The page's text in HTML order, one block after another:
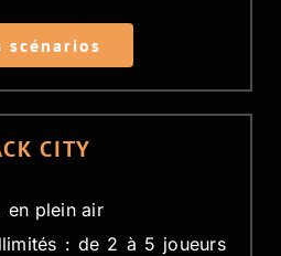
scénarios
CITY
en plein air
: de 2 à 5 joueurs